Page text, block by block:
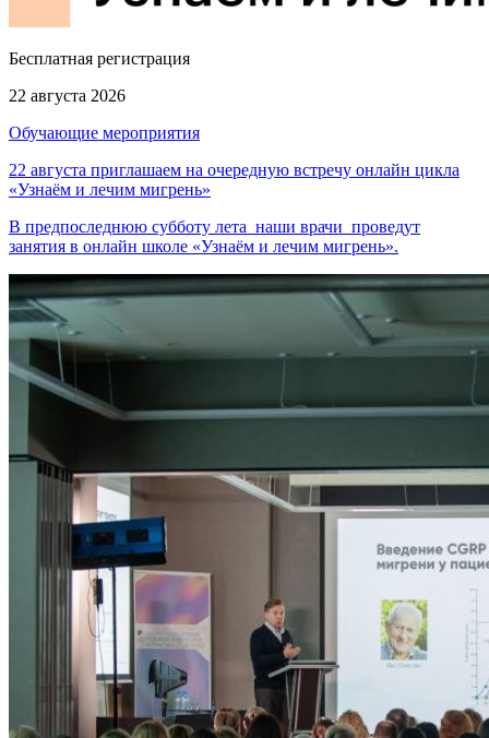
Бесплатная регистрация
22 августа 2026
Обучающие мероприятия
22 августа приглашаем на очередную встречу онлайн цикла
«Узнаём и лечим мигрень»
В предпоследнюю субботу лета наши врачи проведут
занятия в онлайн школе «Узнаём и лечим мигрень».